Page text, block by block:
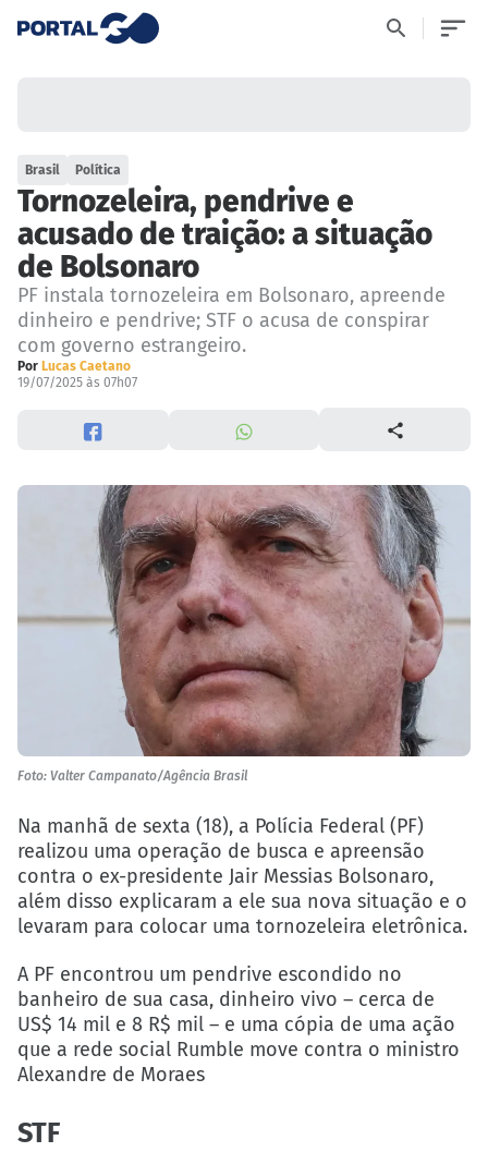
Brasil Política
Tornozeleira, pendrive e
acusado de traição: a situação
de Bolsonaro
PF instala tornozeleira em Bolsonaro, apreende
dinheiro e pendrive; STF o acusa de conspirar
com governo estrangeiro.
Por Lucas Caetano
19/07/2025 às 07h07
Foto: Valter Campanato/Agência Brasil
Na manhã de sexta (18), a Polícia Federal (PF)
realizou uma operação de busca e apreensão
contra o ex-presidente Jair Messias Bolsonaro,
além disso explicaram a ele sua nova situação e o
levaram para colocar uma tornozeleira eletrônica.
A PF encontrou um pendrive escondido no
banheiro de sua casa, dinheiro vivo – cerca de
US$ 14 mil e 8 R$ mil – e uma cópia de uma ação
que a rede social Rumble move contra o ministro
Alexandre de Moraes
STF